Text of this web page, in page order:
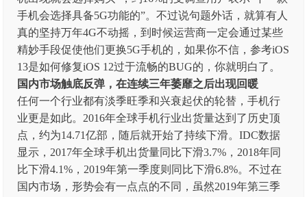
手机会选择具备5G功能的”。不过说句题外话，就算有人
真的坚持万年4G不动摇，到时候运营商一定会通过某些
精妙手段促使他们更换5G手机的，如果你不信，参考iOS
13是如何修复iOS 12过于流畅的BUG的，你就明白了。
国内市场触底反弹，在连续三年萎靡之后出现回暖
任何一个行业都有淡季旺季和兴衰起伏的轮替，手机行
业更是如此。2016年全球手机行业出货量达到了历史顶
点，约为14.71亿部，随后就开始了持续下滑。IDC数据
显示，2017年全球手机出货量同比下滑3.7%，2018年同
比下滑4.1%，2019年第一季度则同比下滑6.8%。不过在
国内市场，形势会有一点点的不同，虽然2019年第三季